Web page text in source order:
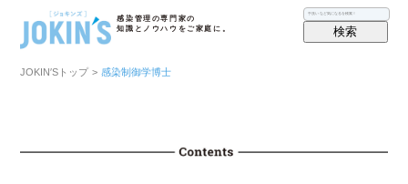
感染管理の専門家の
知識とノウハウをご家庭に。
検索
JOKIN′Sトップ > 感染制御学博士